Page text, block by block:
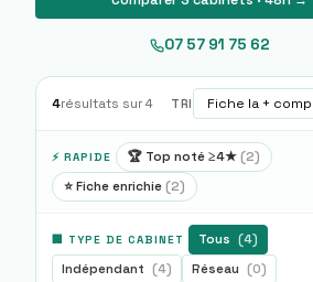
07 57 91 75 62
4résultats sur 4 TRI
⚡ RAPIDE 🏆 Top noté ≥4★ (2)
⭐ Fiche enrichie (2)
🏢 TYPE DE CABINET Tous (4)
Indépendant (4) Réseau (0)